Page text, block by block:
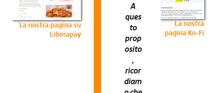
La nostra pagina su
Liberapay
La nostra
pagina Ko-Fi
A
ques
to
prop
osito
,
ricor
diam